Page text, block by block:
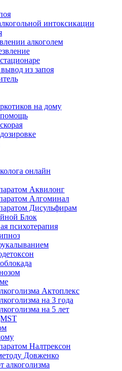
интоксикации
алкоголем
из запоя
на дому
помощь
онлайн
Аквилонг
Алгоминал
Дисульфирам
Блок
психотерапия
Актоплекс
на 3 года
на 5 лет
Налтрексон
Довженко
алкоголизма